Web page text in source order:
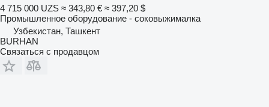
4 715 000 UZS ≈ 343,80 € ≈ 397,20 $
Промышленное оборудование - соковыжималка
Узбекистан, Ташкент
BURHAN
Связаться с продавцом